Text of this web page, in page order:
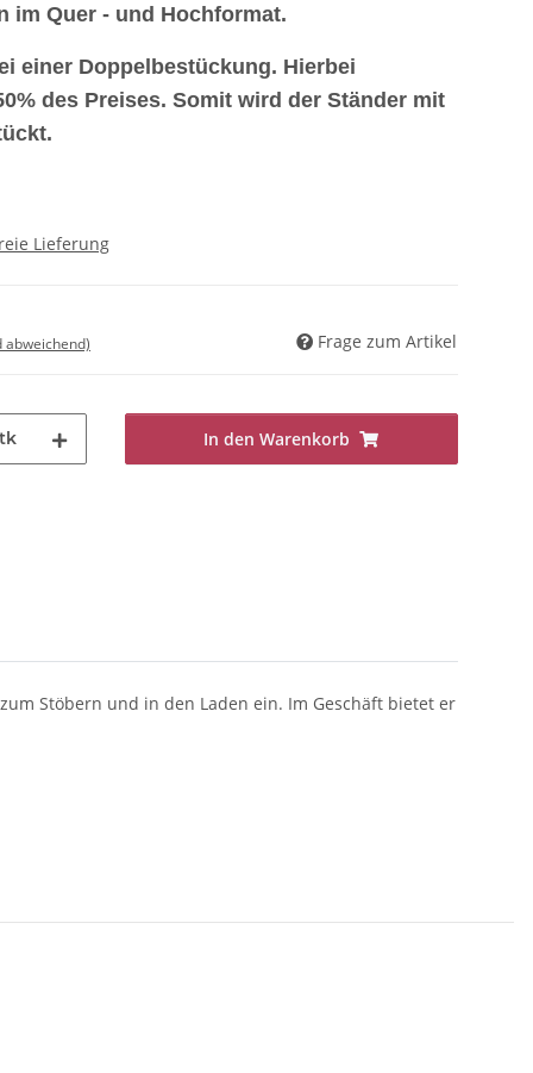
im Quer - und Hochformat.
einer Doppelbestückung. Hierbei
des Preises. Somit wird der Ständer mit
Lieferung
abweichend) Frage zum Artikel
In den Warenkorb
Stöbern und in den Laden ein. Im Geschäft bietet er